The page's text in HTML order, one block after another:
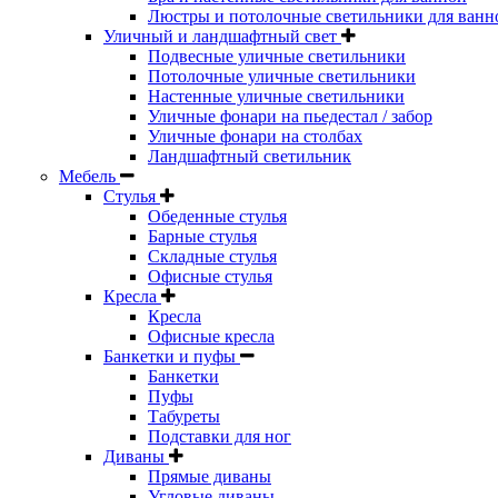
Люстры и потолочные светильники для
Уличный и ландшафтный свет
Подвесные уличные светильники
Потолочные уличные светильники
Настенные уличные светильники
Уличные фонари на пьедестал / забор
Уличные фонари на столбах
Ландшафтный светильник
Мебель
Стулья
Обеденные стулья
Барные стулья
Складные стулья
Офисные стулья
Кресла
Кресла
Офисные кресла
Банкетки и пуфы
Банкетки
Пуфы
Табуреты
Подставки для ног
Диваны
Прямые диваны